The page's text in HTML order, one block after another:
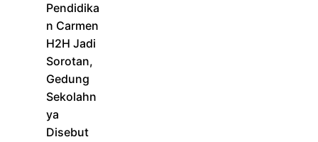
Pendidika
n Carmen
H2H Jadi
Sorotan,
Gedung
Sekolahn
ya
Disebut